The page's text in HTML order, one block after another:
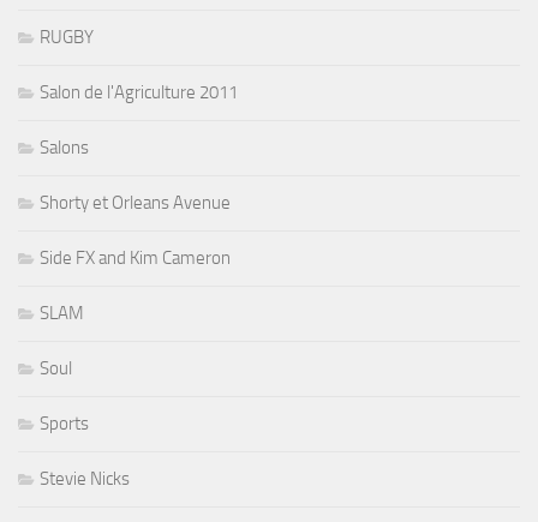
RUGBY
Salon de l'Agriculture 2011
Salons
Shorty et Orleans Avenue
Side FX and Kim Cameron
SLAM
Soul
Sports
Stevie Nicks